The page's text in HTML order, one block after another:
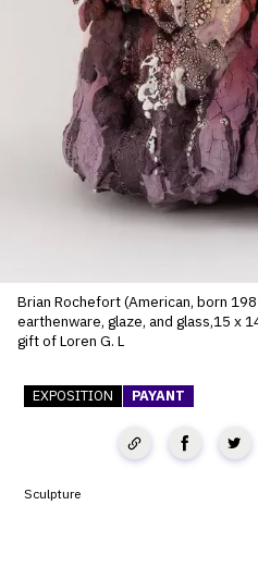
CRÉER SON
ABONNEMENTS
CRÉER SON
CRÉER SON
DEVENIR
Brian Rochefort (American, born
earthenware, glaze, and glass,15 x
gift of Loren G. L
EXPOSITION PAYANT
Sculpture